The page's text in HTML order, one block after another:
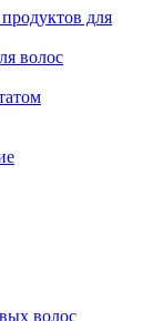
для
волос
волос